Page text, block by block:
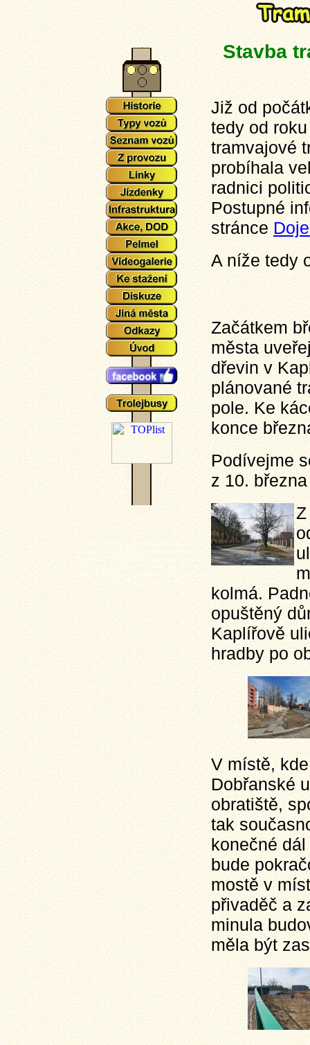
Plzeňské tramvaje - aktuální události a
zajímavosti z plzeňského tramvajové provozu,
popisy typů vozů a zejména mnoho aktuálních
fotografií plzeňských tramvají (nechybí ani
výluky, vykolejení či povodně a další zajímavotsi
z plzeňské MHD). Tramvaj - Plzeň.
Stavba
Již od
tedy od
tramvajové
probíhala
radnici
Postupné
stránce
A níže tedy
Začátkem
města
dřevin v
plánované
pole. Ke
konce
Podívejme
z 10.
kolmá.
opuštěný
Kaplířově
hradby po
V místě,
Dobřanské
obratiště,
tak
konečné
bude
mostě v
přivaděč a
minula
měla být